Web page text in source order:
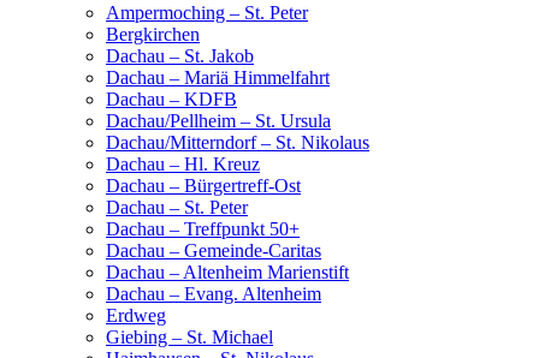
Ampermoching – St. Peter
Bergkirchen
Dachau – St. Jakob
Dachau – Mariä Himmelfahrt
Dachau – KDFB
Dachau/Pellheim – St. Ursula
Dachau/Mitterndorf – St. Nikolaus
Dachau – Hl. Kreuz
Dachau – Bürgertreff-Ost
Dachau – St. Peter
Dachau – Treffpunkt 50+
Dachau – Gemeinde-Caritas
Dachau – Altenheim Marienstift
Dachau – Evang. Altenheim
Erdweg
Giebing – St. Michael